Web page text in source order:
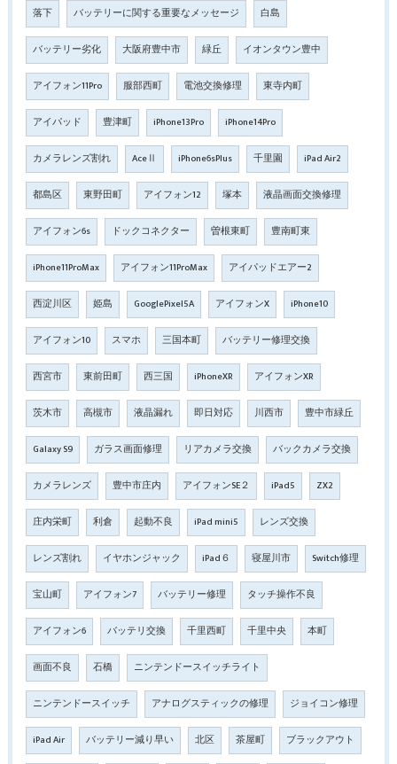
落下 バッテリーに関する重要なメッセージ 白島
バッテリー劣化 大阪府豊中市 緑丘 イオンタウン豊中
アイフォン11Pro 服部西町 電池交換修理 東寺内町
アイパッド 豊津町 iPhone13Pro iPhone14Pro
カメラレンズ割れ AceⅡ iPhone6sPlus 千里園 iPad Air2
都島区 東野田町 アイフォン12 塚本 液晶画面交換修理
アイフォン6s ドックコネクター 曽根東町 豊南町東
iPhone11ProMax アイフォン11ProMax アイパッドエアー2
西淀川区 姫島 GooglePixel5A アイフォンX iPhone10
アイフォン10 スマホ 三国本町 バッテリー修理交換
西宮市 東前田町 西三国 iPhoneXR アイフォンXR
茨木市 高槻市 液晶漏れ 即日対応 川西市 豊中市緑丘
Galaxy S9 ガラス画面修理 リアカメラ交換 バックカメラ交換
カメラレンズ 豊中市庄内 アイフォンSE２ iPad5 ZX2
庄内栄町 利倉 起動不良 iPad mini5 レンズ交換
レンズ割れ イヤホンジャック iPad６ 寝屋川市 Switch修理
宝山町 アイフォン7 バッテリー修理 タッチ操作不良
アイフォン6 バッテリ交換 千里西町 千里中央 本町
画面不良 石橋 ニンテンドースイッチライト
ニンテンドースイッチ アナログスティックの修理 ジョイコン修理
iPad Air バッテリー減り早い 北区 茶屋町 ブラックアウト